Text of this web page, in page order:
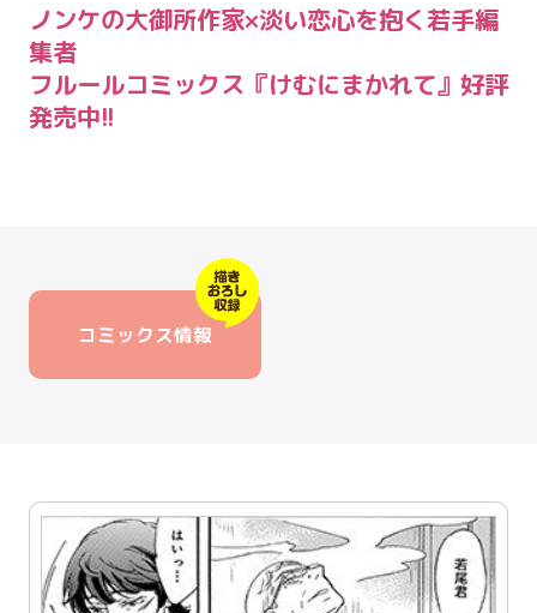
ノンケの大御所作家×淡い恋心を抱く若手編
集者
フルールコミックス『けむにまかれて』好評
発売中!!
コミックス情報